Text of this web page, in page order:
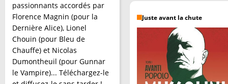
passionnants accordés par
Florence Magnin (pour la
Dernière Alice), Lionel
Chouin (pour Bleu de
Chauffe) et Nicolas
Dumontheuil (pour Gunnar
le Vampire)... Téléchargez-le
Juste avant la chute